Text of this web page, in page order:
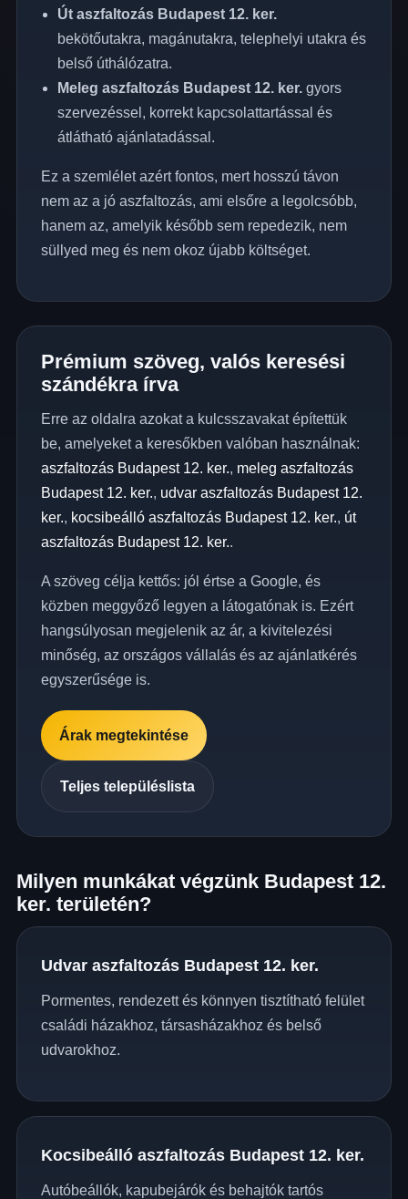
Út aszfaltozás Budapest 12. ker.
bekötőutakra, magánutakra, telephelyi utakra és
belső úthálózatra.
Meleg aszfaltozás Budapest 12. ker.gyors
szervezéssel, korrekt kapcsolattartással és
átlátható ajánlatadással.
Ez a szemlélet azért fontos, mert hosszú távon
nem az a jó aszfaltozás, ami elsőre a legolcsóbb,
hanem az, amelyik később sem repedezik, nem
süllyed meg és nem okoz újabb költséget.
Prémium szöveg, valós keresési
szándékra írva
Erre az oldalra azokat a kulcsszavakat építettük
be, amelyeket a keresőkben valóban használnak:
aszfaltozás Budapest 12. ker., meleg aszfaltozás
Budapest 12. ker., udvar aszfaltozás Budapest 12.
ker., kocsibeálló aszfaltozás Budapest 12. ker., út
aszfaltozás Budapest 12. ker..
A szöveg célja kettős: jól értse a Google, és
közben meggyőző legyen a látogatónak is. Ezért
hangsúlyosan megjelenik az ár, a kivitelezési
minőség, az országos vállalás és az ajánlatkérés
egyszerűsége is.
Árak megtekintése
Teljes településlista
Milyen munkákat végzünk Budapest 12.
ker. területén?
Udvar aszfaltozás Budapest 12. ker.
Pormentes, rendezett és könnyen tisztítható felület
családi házakhoz, társasházakhoz és belső
udvarokhoz.
Kocsibeálló aszfaltozás Budapest 12. ker.
Autóbeállók, kapubejárók és behajtók tartós